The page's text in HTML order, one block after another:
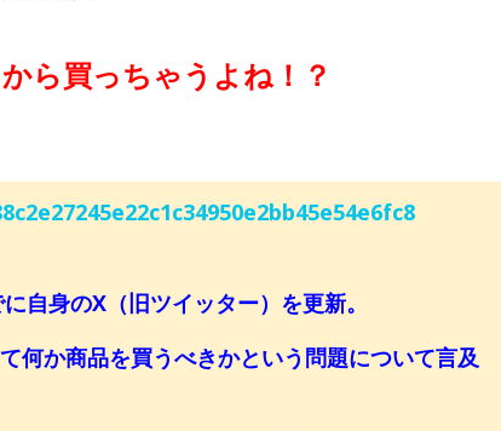
ら買っちゃうよね！？
自身のX（旧ツイッター）を更新。
何か商品を買うべきかという問題について言及